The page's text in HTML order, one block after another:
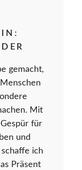
gemacht,
Mit
für
und
ich
Präsent